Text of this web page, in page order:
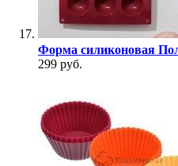
Форма силиконовая
299 руб.